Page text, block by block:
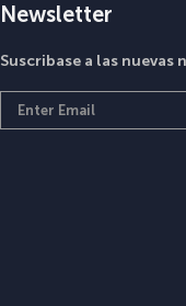
Newsletter
Suscribase a las nuevas